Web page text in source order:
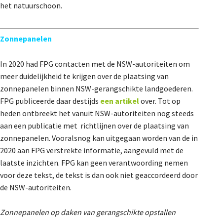
het natuurschoon.
Zonnepanelen
In 2020 had FPG contacten met de NSW-autoriteiten om
meer duidelijkheid te krijgen over de plaatsing van
zonnepanelen binnen NSW-gerangschikte landgoederen.
FPG publiceerde daar destijds een artikelover. Tot op
heden ontbreekt het vanuit NSW-autoriteiten nog steeds
aan een publicatie met richtlijnen over de plaatsing van
zonnepanelen. Vooralsnog kan uitgegaan worden van de in
2020 aan FPG verstrekte informatie, aangevuld met de
laatste inzichten. FPG kan geen verantwoording nemen
voor deze tekst, de tekst is dan ook niet geaccordeerd door
de NSW-autoriteiten.
Zonnepanelen op daken van gerangschikte opstallen